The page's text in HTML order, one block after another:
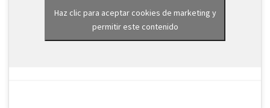
Haz clic para aceptar cookies de marketing y
permitir este contenido